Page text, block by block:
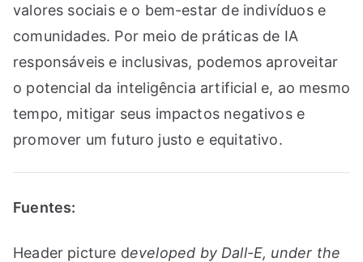
valores sociais e o bem-estar de indivíduos e
comunidades. Por meio de práticas de IA
responsáveis e inclusivas, podemos aproveitar
o potencial da inteligência artificial e, ao mesmo
tempo, mitigar seus impactos negativos e
promover um futuro justo e equitativo.
Fuentes:
Header picture developed by Dall-E, under the